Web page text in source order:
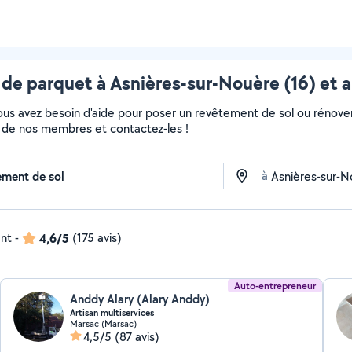
parquet à Asnières-sur-Nouère (16) et
avez besoin d'aide pour poser un revêtement de sol ou
de nos membres et contactez-les !
à
- 4,6/5 (175 avis)
Auto-entrepreneur
Anddy Alary (Alary Anddy)
Artisan multiservices
Marsac (Marsac)
4,5/5 (87 avis)